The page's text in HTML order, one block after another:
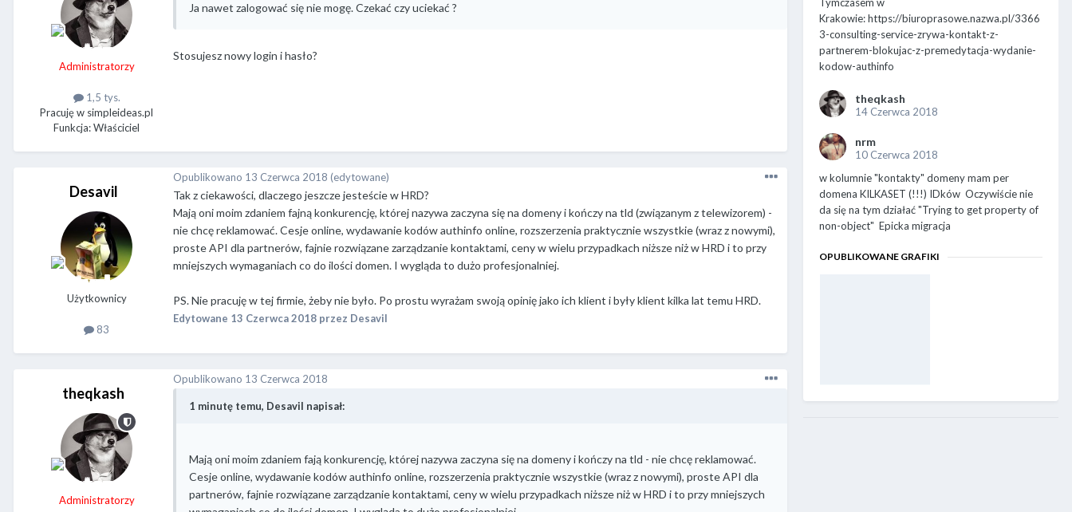
Administratorzy
1,5 tys.
Pracuję w simpleideas.pl
Funkcja: Właściciel
Ja nawet zalogować się nie mogę. Czekać czy uciekać ?
Stosujesz nowy login i hasło?
Desavil
Użytkownicy
83
Opublikowano 13 Czerwca 2018 (edytowane)
Tak z ciekawości, dlaczego jeszcze jesteście w HRD?
Mają oni moim zdaniem fajną konkurencję, której nazywa zaczyna się na domeny i kończy na tld (związanym z telewizorem) -
nie chcę reklamować. Cesje online, wydawanie kodów authinfo online, rozszerzenia praktycznie wszystkie (wraz z nowymi),
proste API dla partnerów, fajnie rozwiązane zarządzanie kontaktami, ceny w wielu przypadkach niższe niż w HRD i to przy
mniejszych wymaganiach co do ilości domen. I wygląda to dużo profesjonalniej.
PS. Nie pracuję w tej firmie, żeby nie było. Po prostu wyrażam swoją opinię jako ich klient i były klient kilka lat temu HRD.
Edytowane 13 Czerwca 2018 przez Desavil
theqkash
Administratorzy
Opublikowano 13 Czerwca 2018
1 minutę temu, Desavil napisał:
Mają oni moim zdaniem fają konkurencję, której nazywa zaczyna się na domeny i kończy na tld - nie chcę reklamować.
Cesje online, wydawanie kodów authinfo online, rozszerzenia praktycznie wszystkie (wraz z nowymi), proste API dla
partnerów, fajnie rozwiązane zarządzanie kontaktami, ceny w wielu przypadkach niższe niż w HRD i to przy mniejszych
Tymczasem w
Krakowie: https://biuroprasowe.nazwa.pl/3366
3-consulting-service-zrywa-kontakt-z-
partnerem-blokujac-z-premedytacja-wydanie-
kodow-authinfo
theqkash
14 Czerwca 2018
nrm
10 Czerwca 2018
w kolumnie "kontakty" domeny mam per
domena KILKASET (!!!) IDków Oczywiście nie
da się na tym działać "Trying to get property of
non-object" Epicka migracja
OPUBLIKOWANE GRAFIKI